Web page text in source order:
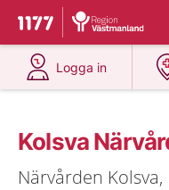
Till startsidan för 1177
Du har valt
Logga in
på 1177.se
Kolsva
Närvården